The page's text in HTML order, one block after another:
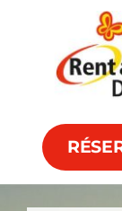
Flotte